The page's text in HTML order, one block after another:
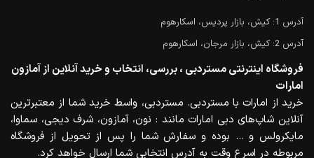
آدرس 1: کیش، بازار پردیس، اسکارهوم
آدرس 2: کیش، بازار مرجان، اسکارهوم
فروشگاه اینترنتی مستردبی ، بررسی، انتخاب و خرید آنلاین از آمازون
امارات
خرید از امارات با مستردبی. مستردبی، واسط خرید شما از معتبرترین
آنلاین شاپ‌های دبی امارات مانند : نون، آمازون، شرف دیجی، سماوا،
مایکرولس و … بوده و سفارش شما را پس از تحویل از فروشگاه
مربوطه در اسرع وقت به آدرس انتخابی شما ارسال خواهد کرد.